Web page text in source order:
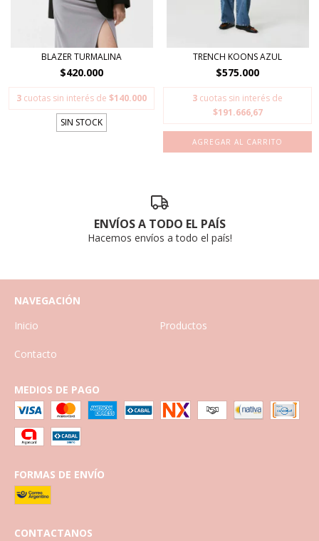
BLAZER TURMALINA
$420.000
3 cuotas sin interés de $140.000
SIN STOCK
TRENCH KOONS AZUL
$575.000
3 cuotas sin interés de
$191.666,67
AGREGAR AL CARRITO
ENVÍOS A TODO EL PAÍS
Hacemos envíos a todo el país!
NAVEGACIÓN
Inicio
Productos
Contacto
MEDIOS DE PAGO
FORMAS DE ENVÍO
CONTACTANOS